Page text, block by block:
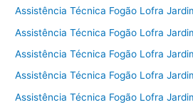
Assistência Técnica Fogão Lofra
Assistência Técnica Fogão Lofra
Assistência Técnica Fogão Lofra
Assistência Técnica Fogão Lofra
Assistência Técnica Fogão Lofra